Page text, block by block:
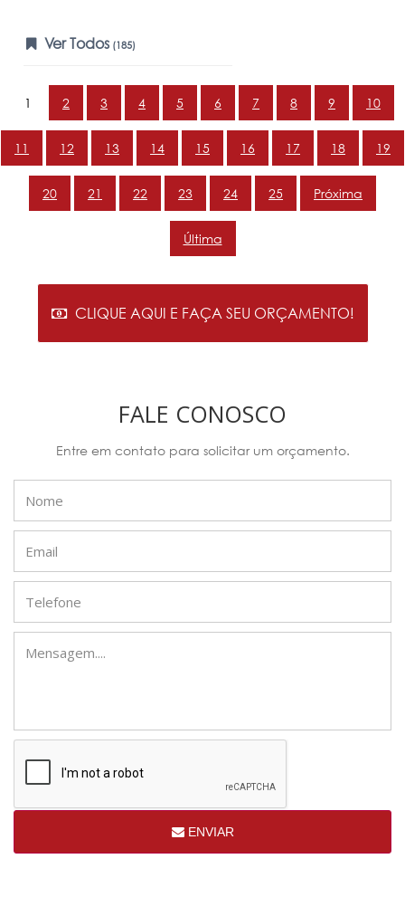
Ver Todos (185)
1 2 3 4 5 6 7 8 9 10
11 12 13 14 15 16 17 18 19
20 21 22 23 24 25 Próxima
Última
CLIQUE AQUI E FAÇA SEU ORÇAMENTO!
FALE CONOSCO
Entre em contato para solicitar um orçamento.
ENVIAR